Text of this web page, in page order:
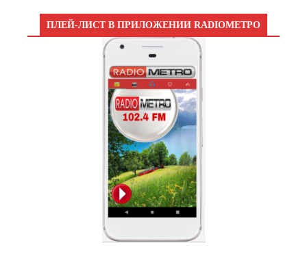
ПЛЕЙ-ЛИСТ В ПРИЛОЖЕНИИ RADIOМЕТРО